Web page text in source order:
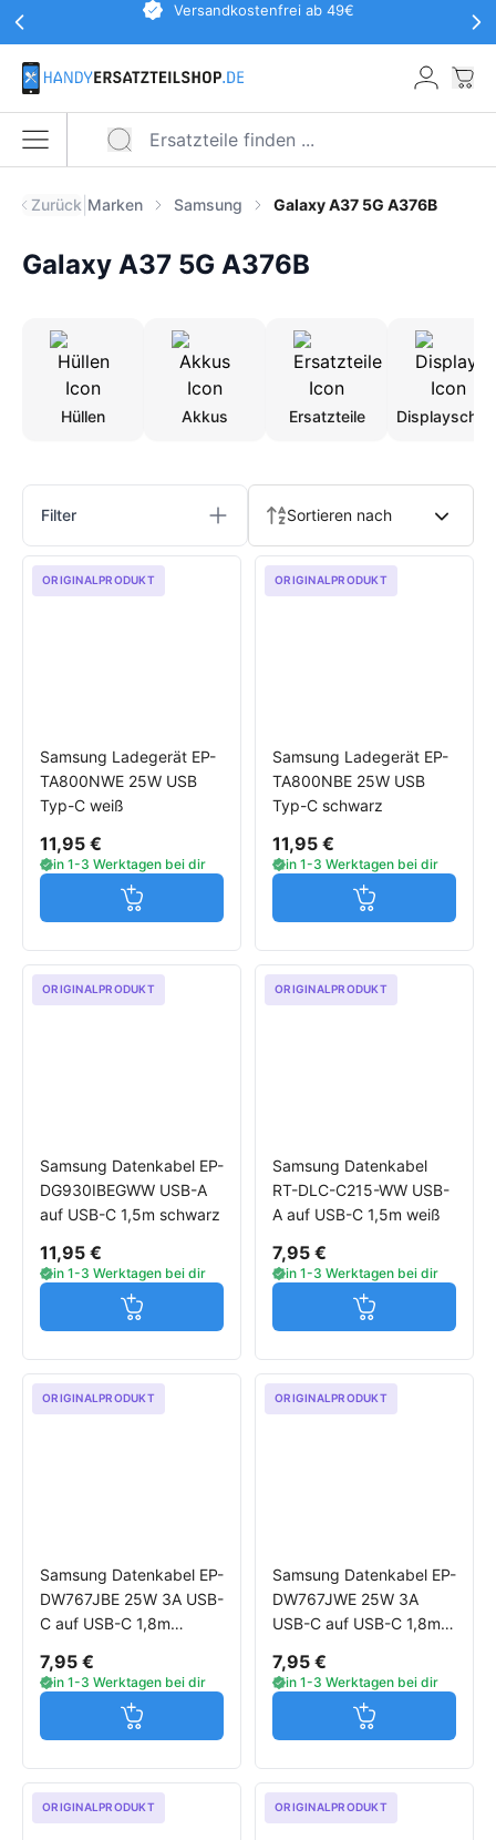
Zum Hauptinhalt springen
Werbeaktionen KopfzeileVersandkostenfrei ab 49€
Menü öffnen
Zurück Marken Samsung Galaxy A37 5G A376B
Galaxy A37 5G A376B
Hüllen Akkus Ersatzteile
Produkte
Filter Sortieren nach
ORIGINALPRODUKT
Samsung Ladegerät EP-
TA800NWE 25W USB
Typ-C weiß
11,95 €
in 1-3 Werktagen bei dir
Jetzt in den Warenkorb
ORIGINALPRODUKT
Samsung Ladegerät EP-
TA800NBE 25W USB
Typ-C schwarz
11,95 €
in 1-3 Werktagen bei dir
Jetzt in den
ORIGINALPRODUKT
Samsung Datenkabel EP-
DG930IBEGWW USB-A
auf USB-C 1,5m schwarz
11,95 €
in 1-3 Werktagen bei dir
Jetzt in den Warenkorb
ORIGINALPRODUKT
Samsung Datenkabel
RT-DLC-C215-WW USB-
A auf USB-C 1,5m weiß
7,95 €
in 1-3 Werktagen bei dir
Jetzt in den
ORIGINALPRODUKT
Samsung Datenkabel EP-
DW767JBE 25W 3A USB-
C auf USB-C 1,8m
7,95 €
in 1-3 Werktagen bei dir
Jetzt in den Warenkorb
ORIGINALPRODUKT
Samsung Datenkabel EP-
DW767JWE 25W 3A
USB-C auf USB-C 1,8m
7,95 €
in 1-3 Werktagen bei dir
Jetzt in den
ORIGINALPRODUKT ORIGINALPRODUKT